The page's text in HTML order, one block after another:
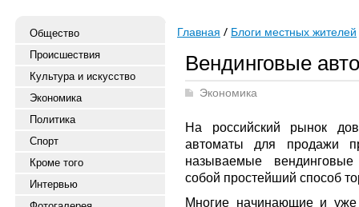
Общество
Происшествия
Культура и искусство
Экономика
Политика
Спорт
Кроме того
Интервью
Главная Блоги местных жителей
Вендинговые
Экономика
На российский рынок
автоматы для продажи
называемые
собой простейший способ
Многие начинающие и